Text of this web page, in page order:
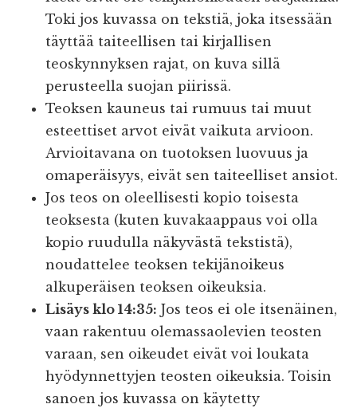
Toki jos kuvassa on tekstiä, joka itsessään
täyttää taiteellisen tai kirjallisen
teoskynnyksen rajat, on kuva sillä
perusteella suojan piirissä.
Teoksen kauneus tai rumuus tai muut
esteettiset arvot eivät vaikuta arvioon.
Arvioitavana on tuotoksen luovuus ja
omaperäisyys, eivät sen taiteelliset ansiot.
Jos teos on oleellisesti kopio toisesta
teoksesta (kuten kuvakaappaus voi olla
kopio ruudulla näkyvästä tekstistä),
noudattelee teoksen tekijänoikeus
alkuperäisen teoksen oikeuksia.
Lisäys klo 14:35: Jos teos ei ole itsenäinen,
vaan rakentuu olemassaolevien teosten
varaan, sen oikeudet eivät voi loukata
hyödynnettyjen teosten oikeuksia. Toisin
sanoen jos kuvassa on käytetty